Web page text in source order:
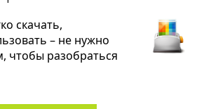
скачать,
– не нужно
чтобы разобраться